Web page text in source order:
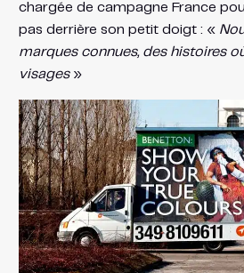
chargée de campagne France
pas derrière son petit doigt : «
marques connues, des histoires
visages»